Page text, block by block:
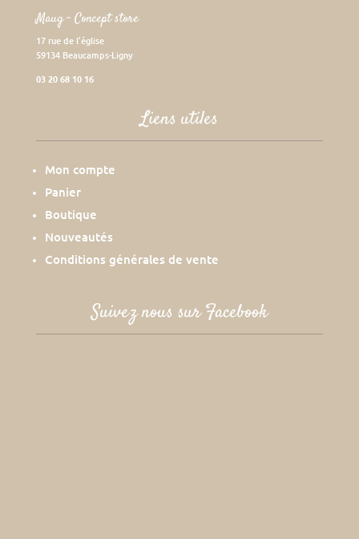
Maug – Concept store
17 rue de l’église
59134 Beaucamps-Ligny
03 20 68 10 16
Liens utiles
Mon compte
Panier
Boutique
Nouveautés
Conditions générales de vente
Suivez nous sur Facebook